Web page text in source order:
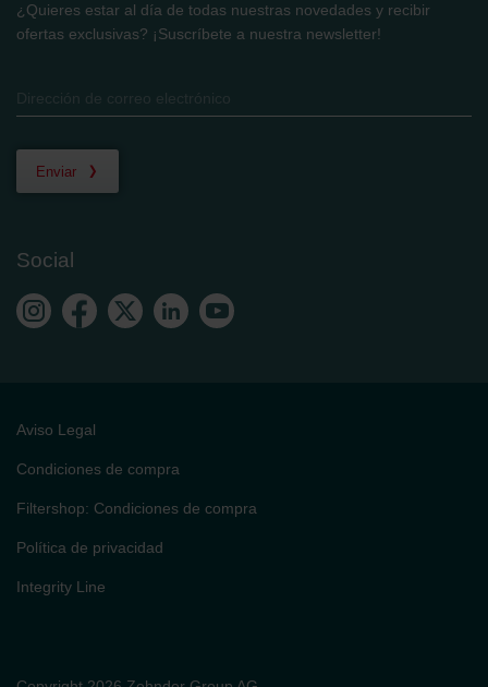
¿Quieres estar al día de todas nuestras novedades y recibir
ofertas exclusivas? ¡Suscríbete a nuestra newsletter!
Enviar
Social
Aviso Legal
Condiciones de compra
Filtershop: Condiciones de compra
Política de privacidad
Integrity Line